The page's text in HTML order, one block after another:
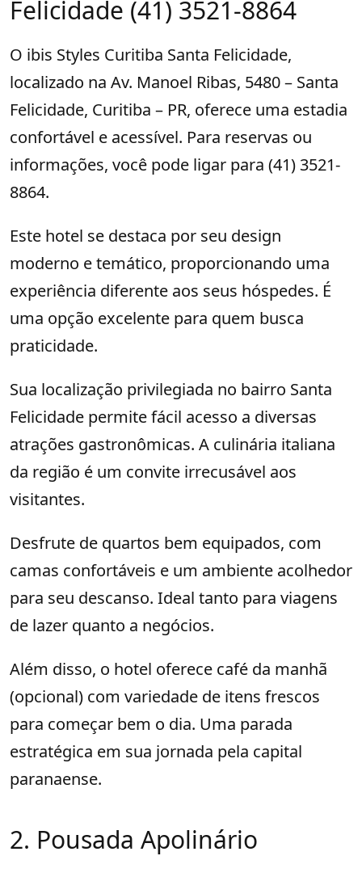
Felicidade (41) 3521-8864
O ibis Styles Curitiba Santa Felicidade,
localizado na Av. Manoel Ribas, 5480 – Santa
Felicidade, Curitiba – PR, oferece uma estadia
confortável e acessível. Para reservas ou
informações, você pode ligar para (41) 3521-
8864.
Este hotel se destaca por seu design
moderno e temático, proporcionando uma
experiência diferente aos seus hóspedes. É
uma opção excelente para quem busca
praticidade.
Sua localização privilegiada no bairro Santa
Felicidade permite fácil acesso a diversas
atrações gastronômicas. A culinária italiana
da região é um convite irrecusável aos
visitantes.
Desfrute de quartos bem equipados, com
camas confortáveis e um ambiente acolhedor
para seu descanso. Ideal tanto para viagens
de lazer quanto a negócios.
Além disso, o hotel oferece café da manhã
(opcional) com variedade de itens frescos
para começar bem o dia. Uma parada
estratégica em sua jornada pela capital
paranaense.
2. Pousada Apolinário